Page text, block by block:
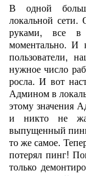
В одной
локальной
руками, все
моментально. И
пользователи,
нужное число
росла. И вот
Админом в
этому значения
и никто не
выпущенный
то же самое.
потерял пинг!
только